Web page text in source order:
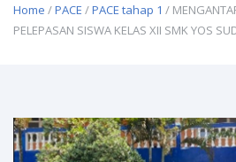
Home /PACE /PACE tahap 1 /
PELEPASAN SISWA KELAS XII SMK YOS